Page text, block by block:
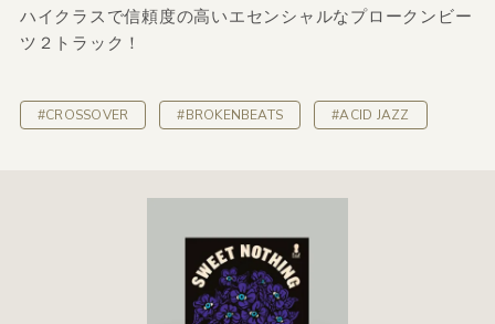
ハイクラスで信頼度の高いエセンシャルなプロークンビー
ツ２トラック！
#CROSSOVER #BROKENBEATS #ACID JAZZ